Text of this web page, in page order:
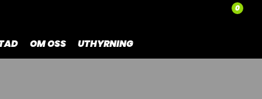
0
OM OSS UTHYRNING